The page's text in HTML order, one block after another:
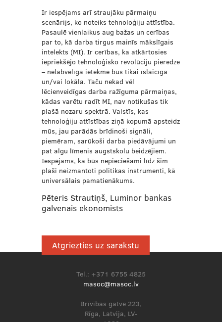
Ir iespējams arī straujāku pārmaiņu
scenārijs, ko noteiks tehnoloģiju attīstība.
Pasaulē vienlaikus aug bažas un cerības
par to, kā darba tirgus mainīs mākslīgais
intelekts (MI). Ir cerības, ka atkārtosies
iepriekšējo tehnoloģisko revolūciju pieredze
– nelabvēlīgā ietekme būs tikai īslaicīga
un/vai lokāla. Taču nekad vēl
lēcienveidīgas darba ražīguma pārmaiņas,
kādas varētu radīt MI, nav notikušas tik
plašā nozaru spektrā. Valstīs, kas
tehnoloģiju attīstības ziņā kopumā apsteidz
mūs, jau parādās brīdinoši signāli,
piemēram, sarūkoši darba piedāvājumi un
pat algu līmenis augstskolu beidzējiem.
Iespējams, ka būs nepieciešami līdz šim
plaši neizmantoti politikas instrumenti, kā
universālais pamatienākums.
Pēteris Strautiņš, Luminor bankas
galvenais ekonomists
Atgriezties uz sarakstu
Brīvības gatve 223,
Rīga, Latvija, LV-
Tel.: +371 6755 4825
masoc@masoc.lv